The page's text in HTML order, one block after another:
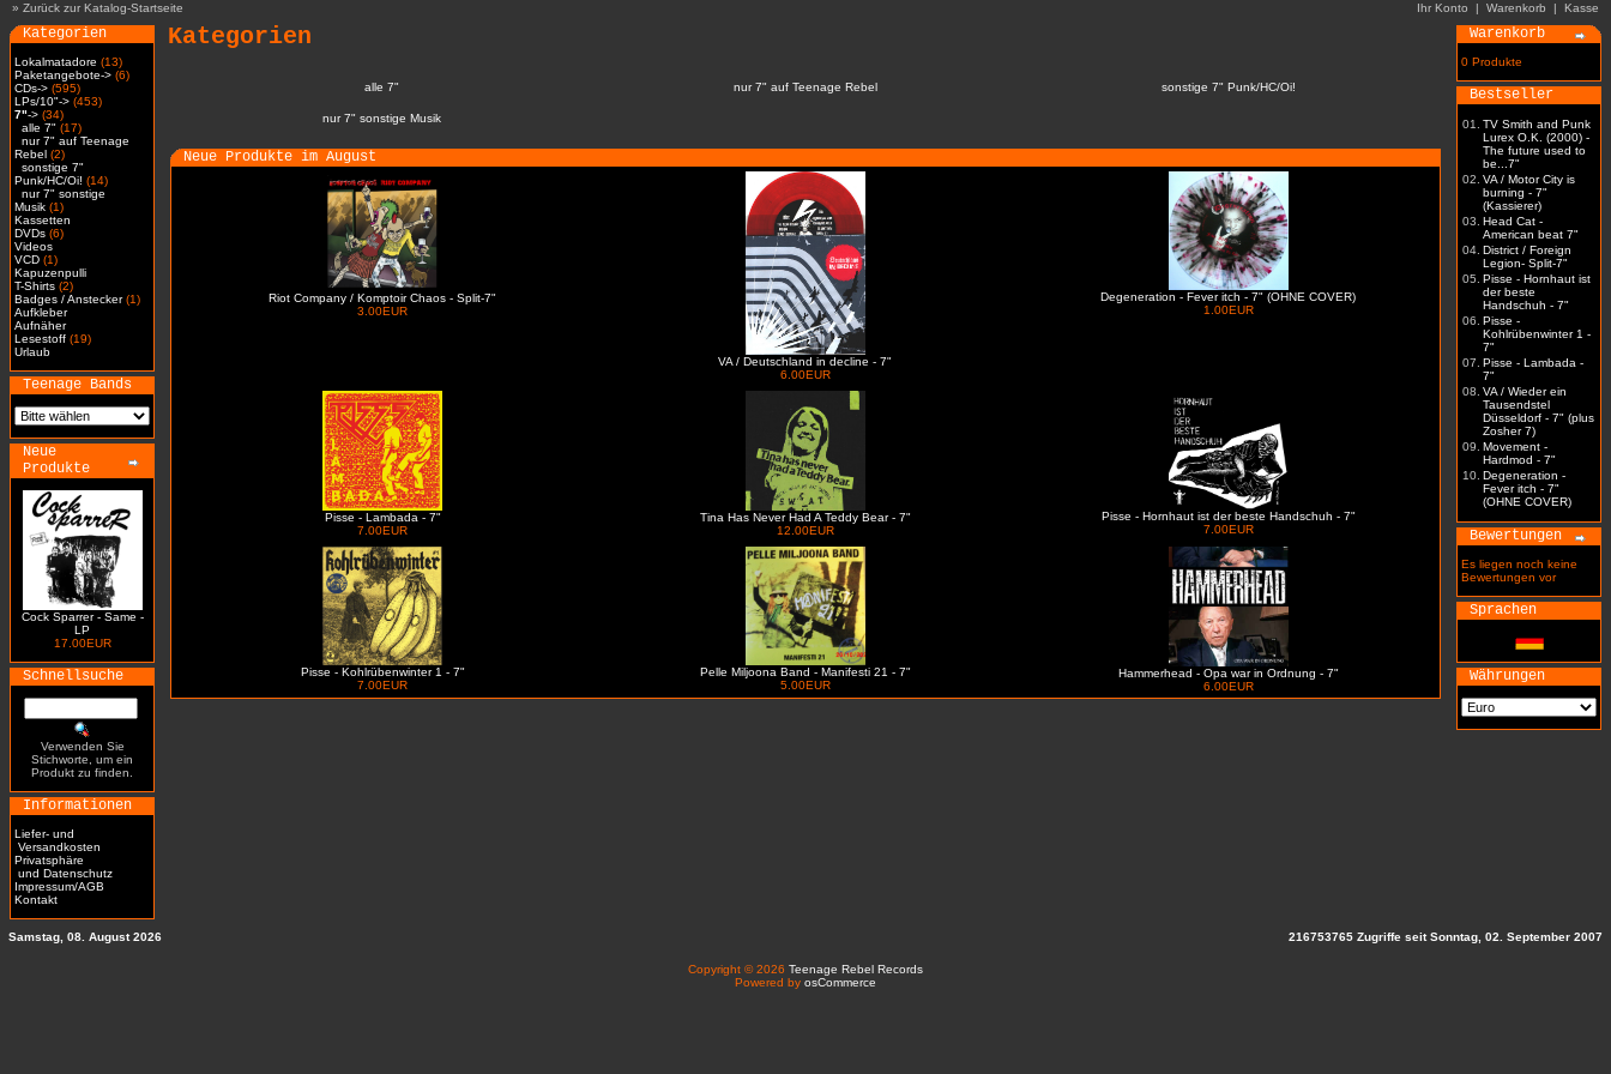
» Zurück zur Katalog-Startseite Ihr Konto | Warenkorb | Kasse
Kategorien
Lokalmatadore (13)
Paketangebote-> (6)
CDs-> (595)
LPs/10"-> (453)
7"-> (34)
alle 7" (17)
nur 7" auf Teenage
Rebel (2)
sonstige 7"
Punk/HC/Oi! (14)
nur 7" sonstige
Musik (1)
Kassetten
DVDs (6)
Videos
VCD (1)
Kapuzenpulli
T-Shirts (2)
Badges / Anstecker(1)
Aufkleber
Aufnäher
Lesestoff (19)
Urlaub
Teenage Bands
Neue
Produkte
Cock Sparrer - Same -
LP
17.00EUR
Schnellsuche
Verwenden Sie
Stichworte, um ein
Produkt zu finden.
Informationen
Liefer- und
Versandkosten
Privatsphäre
und Datenschutz
Impressum/AGB
Kontakt
Kategorien
alle 7" nur 7" auf Teenage Rebel sonstige 7" Punk/HC/Oi!
nur 7" sonstige Musik
Neue Produkte im August
Riot Company / Komptoir Chaos - Split-7"
3.00EUR
VA / Deutschland in decline - 7"
6.00EUR
Degeneration - Fever itch - 7" (OHNE COVER)
1.00EUR
Pisse - Lambada - 7"
7.00EUR
Tina Has Never Had A Teddy Bear - 7"
12.00EUR
Pisse - Hornhaut ist der beste Handschuh - 7"
7.00EUR
Pisse - Kohlrübenwinter 1 - 7"
7.00EUR
Pelle Miljoona Band - Manifesti 21 - 7"
5.00EUR
Hammerhead - Opa war in Ordnung - 7"
6.00EUR
Warenkorb
0 Produkte
Bestseller
01.
TV Smith and Punk
Lurex O.K. (2000) -
The future used to
be...7"
02. VA / Motor City is
burning - 7"
(Kassierer)
03. Head Cat -
American beat 7"
04. District / Foreign
Legion- Split-7"
05. Pisse - Hornhaut ist
der beste
Handschuh - 7"
06. Pisse -
Kohlrübenwinter 1 -
7"
07. Pisse - Lambada -
7"
08. VA / Wieder ein
Tausendstel
Düsseldorf - 7" (plus
Zosher 7)
09. Movement -
Hardmod - 7"
10. Degeneration -
Fever itch - 7"
(OHNE COVER)
Bewertungen
Es liegen noch keine
Bewertungen vor
Sprachen
Währungen
Samstag, 08. August 2026 216753765 Zugriffe seit Sonntag, 02. September 2007
Copyright © 2026 Teenage Rebel Records
Powered by osCommerce